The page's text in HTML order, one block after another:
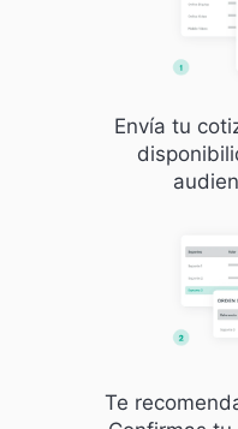
Envía tu
Te